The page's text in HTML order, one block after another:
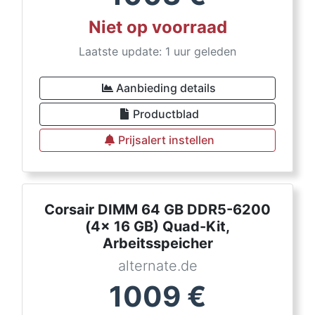
Niet op voorraad
Laatste update: 1 uur geleden
Aanbieding details
Productblad
Prijsalert instellen
Corsair DIMM 64 GB DDR5-6200
(4x 16 GB) Quad-Kit,
Arbeitsspeicher
alternate.de
1009 €